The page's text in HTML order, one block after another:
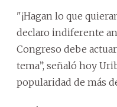
"¡Hagan lo que
declaro indiferente
Congreso debe
tema”, señaló hoy
popularidad de más